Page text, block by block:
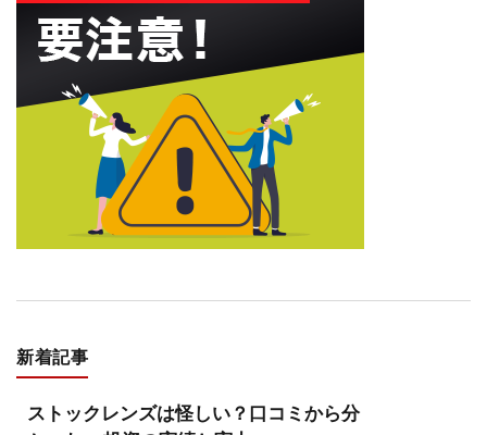
新着記事
ストックレンズは怪しい？口コミから分